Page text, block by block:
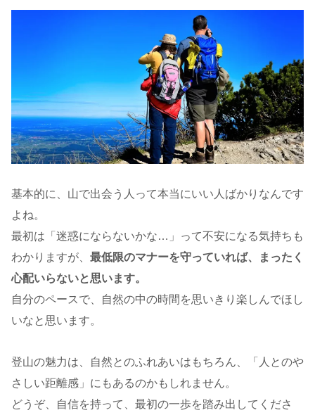
基本的に、山で出会う人って本当にいい人ばかりなんです
よね。
最初は「迷惑にならないかな…」って不安になる気持ちも
わかりますが、 最低限のマナーを守っていれば、まったく
心配いらないと思います。
自分のペースで、自然の中の時間を思いきり楽しんでほし
いなと思います。
登山の魅力は、自然とのふれあいはもちろん、「人とのや
さしい距離感」にもあるのかもしれません。
どうぞ、自信を持って、最初の一歩を踏み出してくださ